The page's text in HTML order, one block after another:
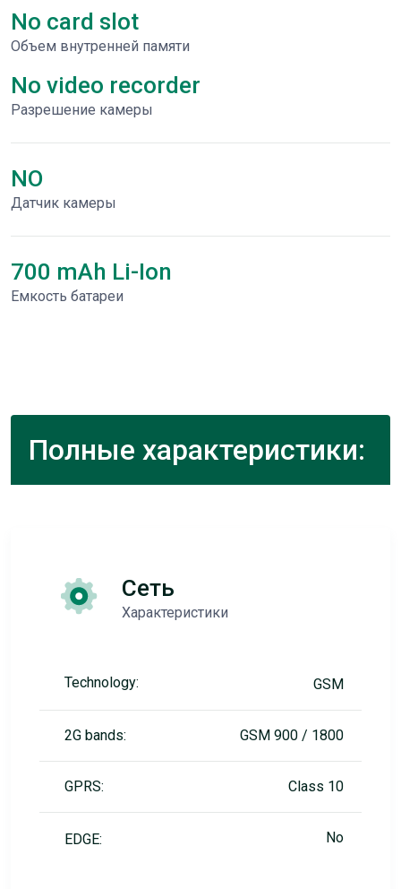
No card slot
Объем внутренней памяти
No video recorder
Разрешение камеры
NO
Датчик камеры
700 mAh Li-Ion
Емкость батареи
Полные характеристики:
Сеть
Характеристики
Technology: GSM
2G bands: GSM 900 / 1800
GPRS: Class 10
EDGE: No